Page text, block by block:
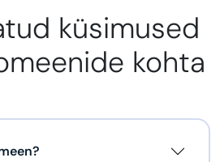
küsimused
kohta